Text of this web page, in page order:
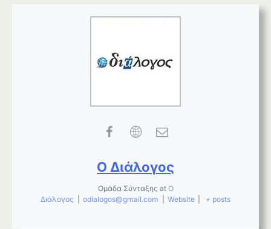
Ο Διάλογος
Ομάδα Σύνταξης at Ο
Διάλογος
odialogos@gmail.com Website + posts